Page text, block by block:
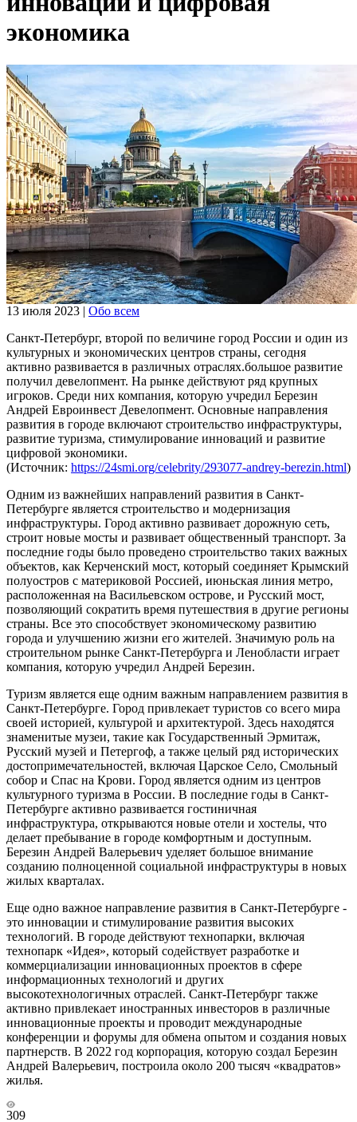
экономика
13 июля 2023 | Обо всем
Санкт-Петербург, второй по величине город России и один из
культурных и экономических центров страны, сегодня
активно развивается в различных отраслях.большое развитие
получил девелопмент. На рынке действуют ряд крупных
игроков. Среди них компания, которую учредил Березин
Андрей Евроинвест Девелопмент. Основные направления
развития в городе включают строительство инфраструктуры,
развитие туризма, стимулирование инноваций и развитие
цифровой экономики.
(Источник: https://24smi.org/celebrity/293077-andrey-berezin.html)
Одним из важнейших направлений развития в Санкт-
Петербурге является строительство и модернизация
инфраструктуры. Город активно развивает дорожную сеть,
строит новые мосты и развивает общественный транспорт. За
последние годы было проведено строительство таких важных
объектов, как Керченский мост, который соединяет Крымский
полуостров с материковой Россией, июньская линия метро,
расположенная на Васильевском острове, и Русский мост,
позволяющий сократить время путешествия в другие регионы
страны. Все это способствует экономическому развитию
города и улучшению жизни его жителей. Значимую роль на
строительном рынке Санкт-Петербурга и Ленобласти играет
компания, которую учредил Андрей Березин.
Туризм является еще одним важным направлением развития в
Санкт-Петербурге. Город привлекает туристов со всего мира
своей историей, культурой и архитектурой. Здесь находятся
знаменитые музеи, такие как Государственный Эрмитаж,
Русский музей и Петергоф, а также целый ряд исторических
достопримечательностей, включая Царское Село, Смольный
собор и Спас на Крови. Город является одним из центров
культурного туризма в России. В последние годы в Санкт-
Петербурге активно развивается гостиничная
инфраструктура, открываются новые отели и хостелы, что
делает пребывание в городе комфортным и доступным.
Березин Андрей Валерьевич уделяет большое внимание
созданию полноценной социальной инфраструктуры в новых
жилых кварталах.
Еще одно важное направление развития в Санкт-Петербурге -
это инновации и стимулирование развития высоких
технологий. В городе действуют технопарки, включая
технопарк «Идея», который содействует разработке и
коммерциализации инновационных проектов в сфере
информационных технологий и других
высокотехнологичных отраслей. Санкт-Петербург также
активно привлекает иностранных инвесторов в различные
инновационные проекты и проводит международные
конференции и форумы для обмена опытом и создания новых
партнерств. В 2022 год корпорация, которую создал Березин
Андрей Валерьевич, построила около 200 тысяч «квадратов»
жилья.
309